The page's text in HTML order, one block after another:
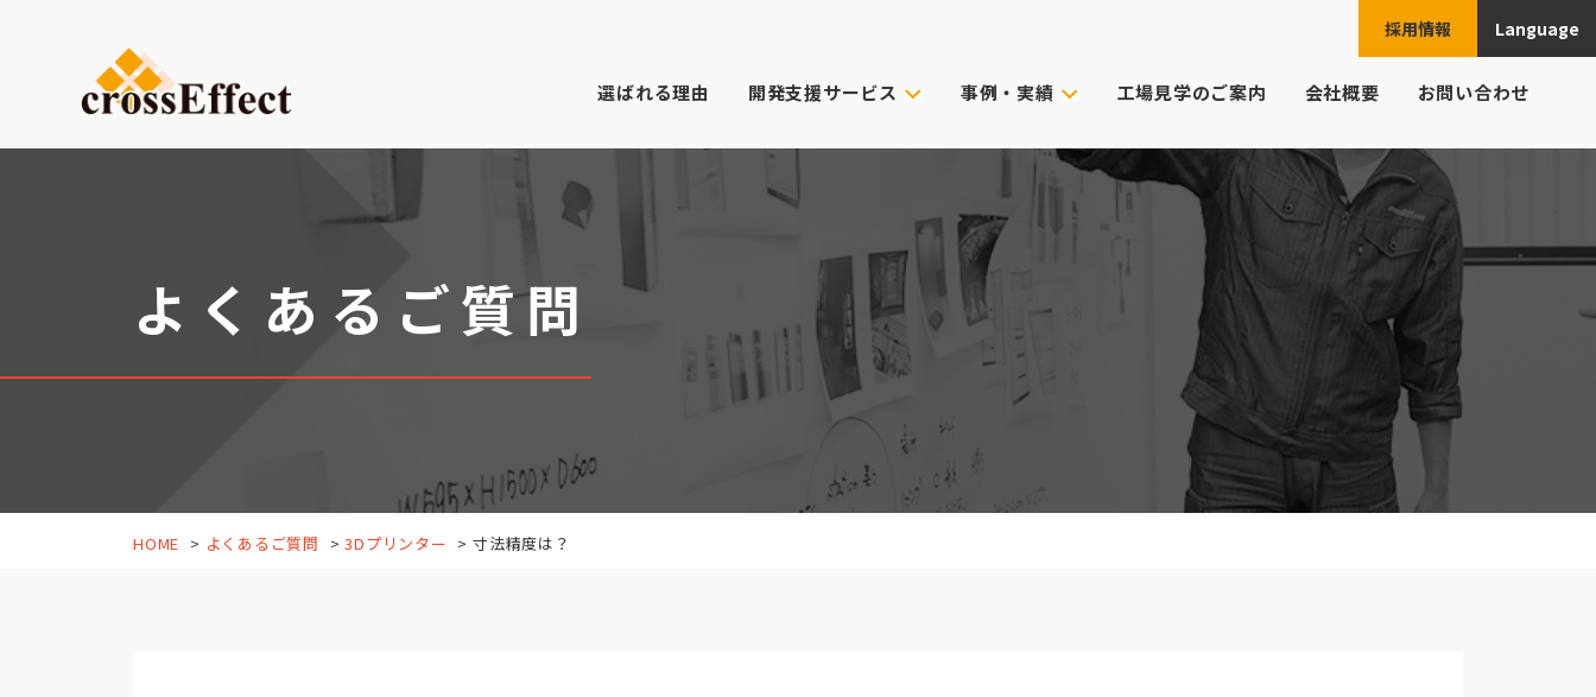
採用情報 Language
JPN
ESP
選ばれる理由 開発支援サービス
デザイン・設計からご依頼
医療系ものづくり・臓器モデル
(グループ会社：クロスメディカル)
3Dプリンター
表面処理・加飾
スキャニング
プロダクトデザイン
筐体設計
CG動画制作
XRサービス
PoC受託サービス
ご注文の流れ
よくあるご質問
事例・実績
主なクライアント様の業界
これまでのご依頼例
工場見学のご案内 会社概要 お問い合わせ
よくあるご質問
HOME よくあるご質問 3Dプリンター 寸法精度は？